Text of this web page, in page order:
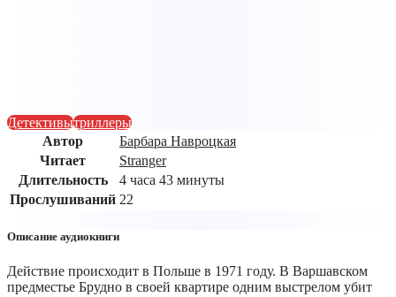
Детективытриллеры
Автор
Барбара Навроцкая
Читает
Stranger
Длительность
4 часа 43 минуты
Прослушиваний 22
Описание аудиокниги
Действие происходит в Польше в 1971 году. В Варшавском
предместье Брудно в своей квартире одним выстрелом убит